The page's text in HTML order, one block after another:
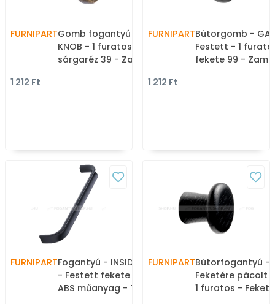
FURNIPARTGomb fogantyú - GATE
KNOB - 1 furatos - Antik
sárgaréz 39 - Zamak fém
1 212 Ft
FURNIPARTBútorgomb -
Festett - 1
fekete 99 -
1 212 Ft
FURNIPARTFogantyú - INSIDE Festett
- Festett fekete BlackL -
ABS műanyag - Több
FURNIPARTBútorfogantyú -
Feketére pácolt
1 furatos -